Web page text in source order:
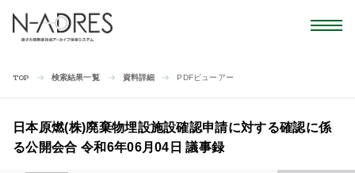
TOP 検索結果一覧 資料詳細 PDFビューアー
日本原燃(株)廃棄物埋設施設確認申請に対する確認に係
る公開会合 令和6年06月04日 議事録